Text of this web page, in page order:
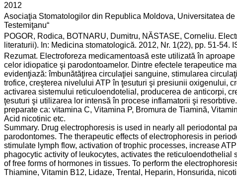
2012
Asociaţia Stomatologilor din Republica Moldova, Universitatea
Testemiţanu“
POGOR, Rodica, BOTNARU, Dumitru, NĂSTASE, Corneliu.
literaturii). In: Medicina stomatologică. 2012, Nr. 1(22), pp. 51-54.
Rezumat. Electroforeza medicamentoasă este utilizată în
celor idiopatice şi parodontoamelor. Dintre efectele terapeutice
evidenţiază: îmbunătăţirea circulaţiei sanguine, stimularea
trofice, creşterea nivelului ATP în ţesuturi şi presiunii oxigenului,
activarea sistemului reticuloendotelial, producerea de anticorpi,
ţesuturi şi utilizarea lor intensă în procese inflamatorii şi
preparate ca: vitamina C, Vitamina P, Bromura de Tiamină,
Acid nicotinic etc.
Summary. Drug electrophoresis is used in nearly all periodontal
parodontomes. The therapeutic effects of electrophoresis in
stimulate lymph flow, activation of trophic processes, increase
phagocytic activity of leukocytes, activates the reticuloendothelial
of free forms of hormones in tissues. To perform the
Thiamine, Vitamin B12, Lidaze, Trental, Heparin, Honsurida,